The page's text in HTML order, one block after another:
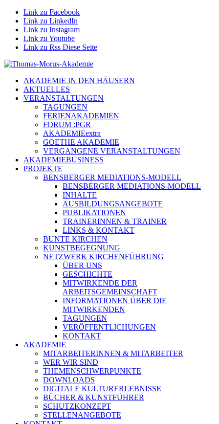
Link zu Facebook
Link zu LinkedIn
Link zu Instagram
Link zu Youtube
Link zu Rss Diese Seite
AKADEMIE IN DEN HÄUSERN
AKTUELLES
VERANSTALTUNGEN
TAGUNGEN
FERIENAKADEMIEN
FORUM :PGR
AKADEMIEextra
GOETHE AKADEMIE
VERGANGENE VERANSTALTUNGEN
AKADEMIEBUSINESS
PROJEKTE
BENSBERGER MEDIATIONS-MODELL
BENSBERGER MEDIATIONS-MODELL
INHALTE
AUSBILDUNGSANGEBOTE
PUBLIKATIONEN
TRAINERINNEN & TRAINER
LINKS & KONTAKT
BUNTE KIRCHEN
KUNSTBEGEGNUNG
NETZWERK KIRCHENFÜHRUNG
ÜBER UNS
GESCHICHTE
MITWIRKENDE DER
ARBEITSGEMEINSCHAFT
INFORMATIONEN ÜBER DIE
MITWIRKENDEN
TAGUNGEN
VERÖFFENTLICHUNGEN
KONTAKT
AKADEMIE
MITARBEITERINNEN & MITARBEITER
WER WIR SIND
THEMENSCHWERPUNKTE
DOWNLOADS
DIGITALE KULTURERLEBNISSE
BÜCHER & KUNSTFÜHRER
SCHUTZKONZEPT
STELLENANGEBOTE